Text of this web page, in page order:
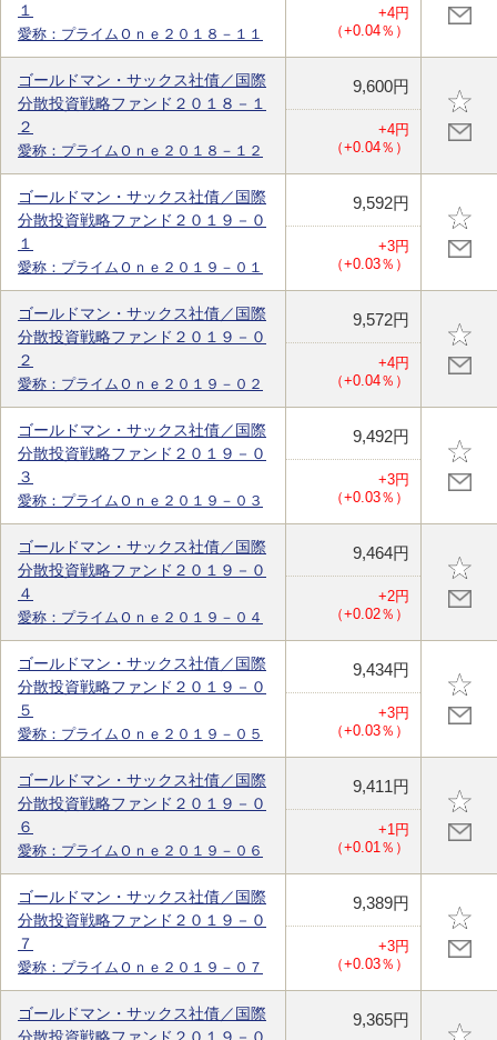
１
愛称：プライムＯｎｅ２０１８－１１
+4円
（+0.04％）
ゴールドマン・サックス社債／国際
分散投資戦略ファンド２０１８－１
２
愛称：プライムＯｎｅ２０１８－１２
9,600円
+4円
（+0.04％）
ゴールドマン・サックス社債／国際
分散投資戦略ファンド２０１９－０
１
愛称：プライムＯｎｅ２０１９－０１
9,592円
+3円
（+0.03％）
ゴールドマン・サックス社債／国際
分散投資戦略ファンド２０１９－０
２
愛称：プライムＯｎｅ２０１９－０２
9,572円
+4円
（+0.04％）
ゴールドマン・サックス社債／国際
分散投資戦略ファンド２０１９－０
３
愛称：プライムＯｎｅ２０１９－０３
9,492円
+3円
（+0.03％）
ゴールドマン・サックス社債／国際
分散投資戦略ファンド２０１９－０
４
愛称：プライムＯｎｅ２０１９－０４
9,464円
+2円
（+0.02％）
ゴールドマン・サックス社債／国際
分散投資戦略ファンド２０１９－０
５
愛称：プライムＯｎｅ２０１９－０５
9,434円
+3円
（+0.03％）
ゴールドマン・サックス社債／国際
分散投資戦略ファンド２０１９－０
６
愛称：プライムＯｎｅ２０１９－０６
9,411円
+1円
（+0.01％）
ゴールドマン・サックス社債／国際
分散投資戦略ファンド２０１９－０
７
愛称：プライムＯｎｅ２０１９－０７
9,389円
+3円
（+0.03％）
ゴールドマン・サックス社債／国際
9,365円